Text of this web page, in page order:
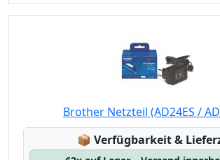
Brother Netzteil (AD24ES /
📦 Lagerstatus:
Verfügbarkeit &